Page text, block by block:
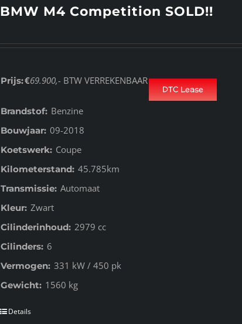
BMW M4 Competition SOLD!!
Prijs:€69.900,- BTW VERREKENBAAR
DTC Lease
Brandstof: Benzine
Bouwjaar: 09-2018
Koetswerk: Coupe
Kilometerstand: 45.785km
Transmissie: Automaat
Kleur: Zwart
Cilinderinhoud: 2979 cc
Cilinders: 6
Vermogen: 331 kW / 450 pk
Gewicht: 1560 kg
Details